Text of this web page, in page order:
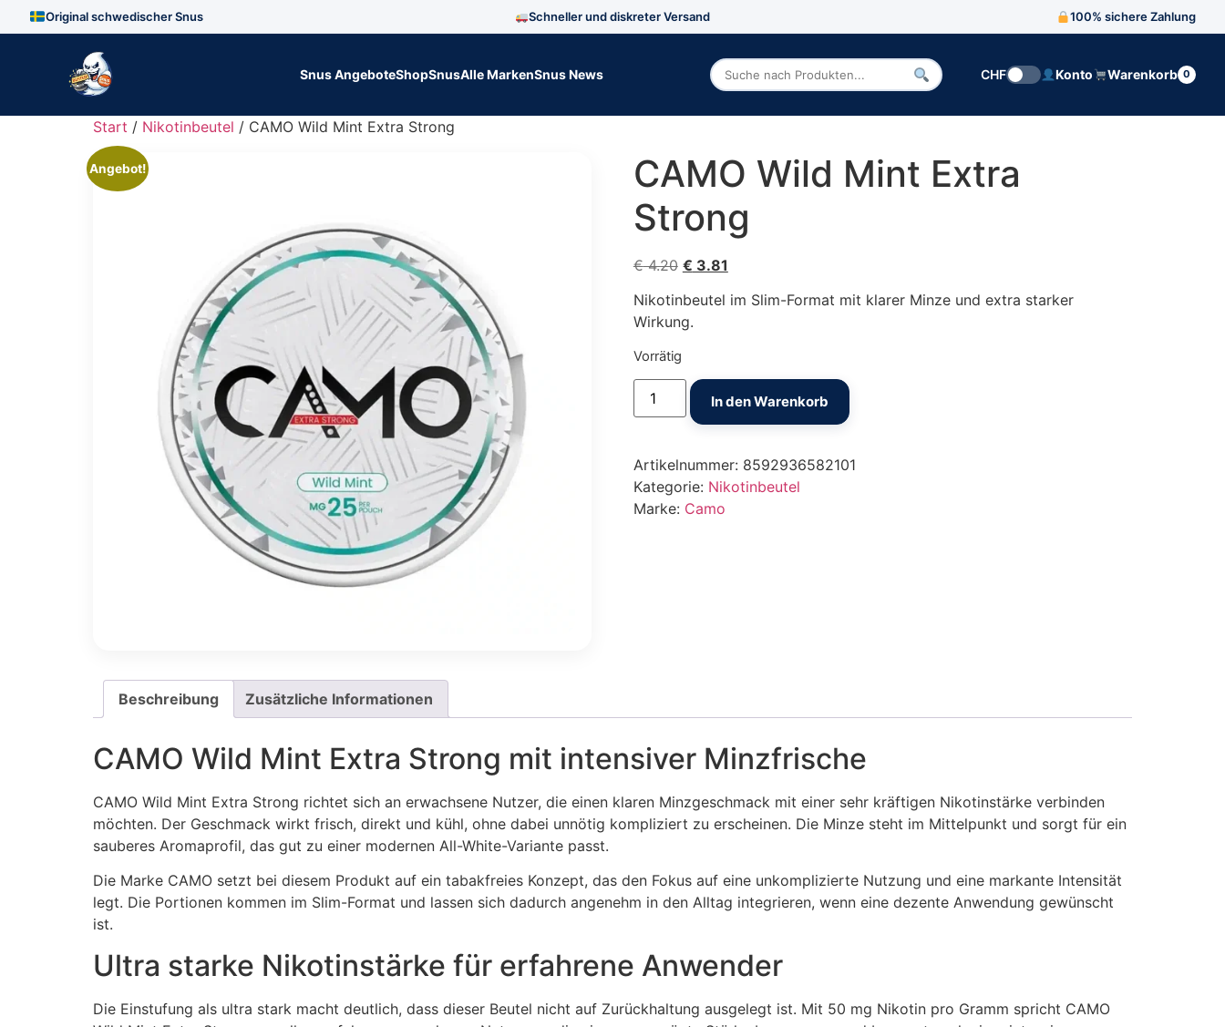
Original schwedischer Snus Schneller und diskreter Versand 100% sichere Zahlung
Snus AngeboteShopSnusAlle MarkenSnus News Zoek producten CHF Konto Warenkorb 0
Start / Nikotinbeutel / CAMO Wild Mint Extra Strong
Angebot!
CAMO Wild Mint Extra
Strong
€4.20 Ursprünglicher Preis war: € 4.20
€ 3.81
Nikotinbeutel im Slim-Format mit klarer Minze und extra starker
Wirkung.
Vorrätig
CAMO Wild Mint Extra Strong Menge
In den Warenkorb
Artikelnummer: 8592936582101
Kategorie: Nikotinbeutel
Marke: Camo
Beschreibung Zusätzliche Informationen
CAMO Wild Mint Extra Strong mit intensiver Minzfrische
CAMO Wild Mint Extra Strong richtet sich an erwachsene Nutzer, die einen klaren Minzgeschmack mit einer sehr kräftigen Nikotinstärke verbinden
möchten. Der Geschmack wirkt frisch, direkt und kühl, ohne dabei unnötig kompliziert zu erscheinen. Die Minze steht im Mittelpunkt und sorgt für ein
sauberes Aromaprofil, das gut zu einer modernen All-White-Variante passt.
Die Marke CAMO setzt bei diesem Produkt auf ein tabakfreies Konzept, das den Fokus auf eine unkomplizierte Nutzung und eine markante Intensität
legt. Die Portionen kommen im Slim-Format und lassen sich dadurch angenehm in den Alltag integrieren, wenn eine dezente Anwendung gewünscht
ist.
Ultra starke Nikotinstärke für erfahrene Anwender
Die Einstufung als ultra stark macht deutlich, dass dieser Beutel nicht auf Zurückhaltung ausgelegt ist. Mit 50 mg Nikotin pro Gramm spricht CAMO